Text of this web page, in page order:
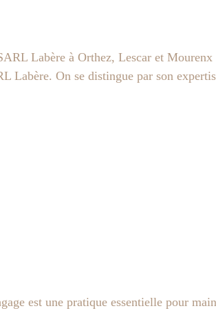
Labère à Orthez, Lescar et
Labère. On se distingue par son
est une pratique essentielle pour